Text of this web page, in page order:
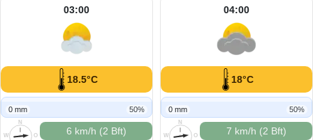
03:00
18.5°C
0 mm 50%
N
O
W
6 km/h (2 Bft)
04:00
18°C
0 mm 50%
N
O
W
7 km/h (2 Bft)